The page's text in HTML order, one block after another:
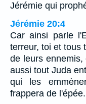
Jérémie qui
Jérémie 20:4
Car ainsi parle
terreur, toi et tous
de leurs
aussi tout Juda
qui les
frappera de l'épée.